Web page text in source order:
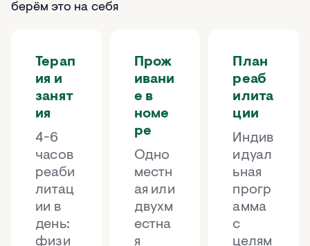
берём это на себя
Терап
ия и
занят
ия
4-6
часов
реаби
литац
ии в
день:
физи
Прож
ивани
е в
номе
ре
Одно
местн
ая или
двухм
естна
я
План
реаб
илита
ции
Индив
идуал
ьная
прогр
амма
с
целям